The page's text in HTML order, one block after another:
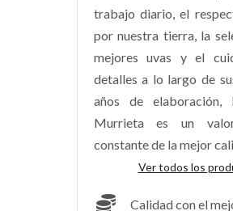
trabajo diario, el
por nuestra tierra, la
mejores uvas y el
detalles a lo largo de
años de elaboración,
Murrieta es un
constante de la mejor
Ver todos los
Calidad con el